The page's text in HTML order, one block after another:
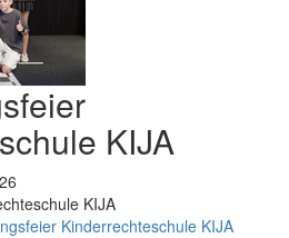
KIJA
KIJA
Kinderrechteschule KIJA